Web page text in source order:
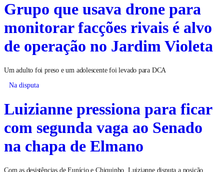
Grupo que usava drone para
monitorar facções rivais é alvo
de operação no Jardim Violeta
Um adulto foi preso e um adolescente foi levado para DCA
Na disputa
Luizianne pressiona para ficar
com segunda vaga ao Senado
na chapa de Elmano